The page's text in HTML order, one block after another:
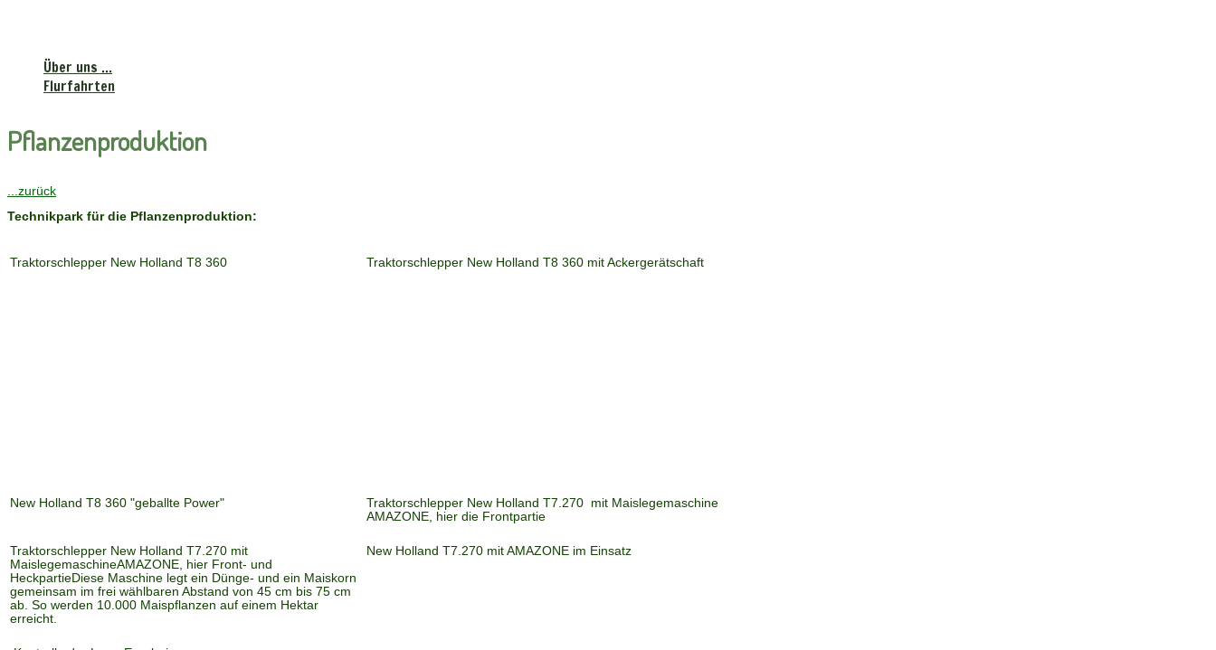
Über uns ...
Flurfahrten
Pflanzenproduktion
...zurück
Technikpark für die Pflanzenproduktion:
Traktorschlepper New Holland T8 360 Traktorschlepper New Holland T8 360 mit Ackergerätschaft
New Holland T8 360 "geballte Power"
Traktorschlepper New Holland T7.270 mit Maislegemaschine
AMAZONE, hier die Frontpartie
Traktorschlepper New Holland T7.270 mit
MaislegemaschineAMAZONE, hier Front- und
HeckpartieDiese Maschine legt ein Dünge- und ein Maiskorn
gemeinsam im frei wählbaren Abstand von 45 cm bis 75 cm
ab. So werden 10.000 Maispflanzen auf einem Hektar
erreicht.
New Holland T7.270 mit AMAZONE im Einsatz